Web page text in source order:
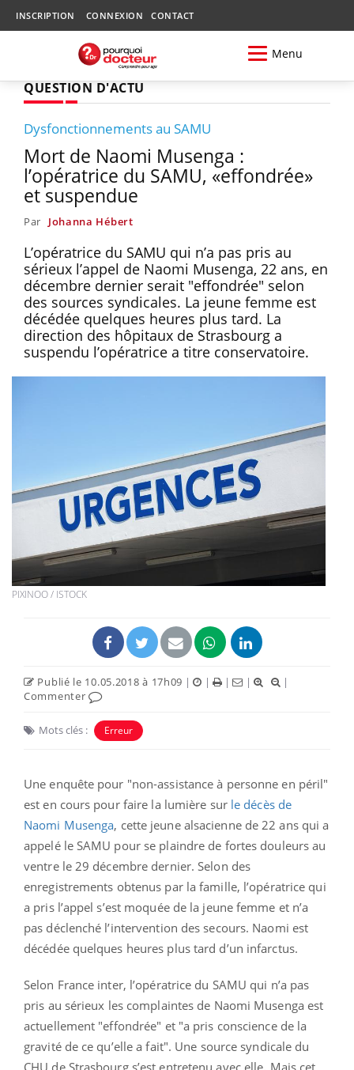
INSCRIPTION CONNEXION CONTACT
Menu
QUESTION D'ACTU
Dysfonctionnements au SAMU
Mort de Naomi Musenga :
l’opératrice du SAMU, «effondrée»
et suspendue
Par Johanna Hébert
L’opératrice du SAMU qui n’a pas pris au
sérieux l’appel de Naomi Musenga, 22 ans, en
décembre dernier serait "effondrée" selon
des sources syndicales. La jeune femme est
décédée quelques heures plus tard. La
direction des hôpitaux de Strasbourg a
suspendu l’opératrice a titre conservatoire.
PIXINOO / ISTOCK
Publié le 10.05.2018 à 17h09 | | | |
|
Commenter
Mots clés : Erreur
Une enquête pour "non-assistance à personne en péril"
est en cours pour faire la lumière sur le décès de
Naomi Musenga, cette jeune alsacienne de 22 ans qui a
appelé le SAMU pour se plaindre de fortes douleurs au
ventre le 29 décembre dernier. Selon des
enregistrements obtenus par la famille, l’opératrice qui
a pris l’appel s’est moquée de la jeune femme et n’a
pas déclenché l’intervention des secours. Naomi est
décédée quelques heures plus tard d’un infarctus.
Selon France inter, l’opératrice du SAMU qui n’a pas
pris au sérieux les complaintes de Naomi Musenga est
actuellement "effondrée" et "a pris conscience de la
gravité de ce qu’elle a fait". Une source syndicale du
CHU de Strasbourg s’est entretenu avec elle. Mais cet